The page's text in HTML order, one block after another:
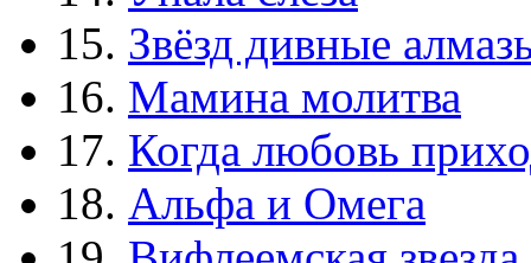
15. Звёзд дивные
16. Мамина молитва
17. Когда любовь
18. Альфа и Омега